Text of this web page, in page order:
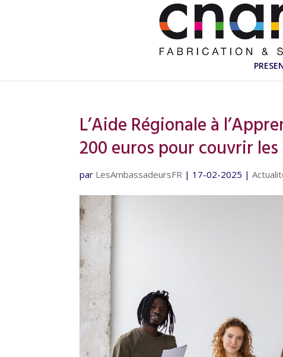
L’Aide Régionale à
200 euros pour couvrir
par LesAmbassadeursFR | 17-02-2025 |